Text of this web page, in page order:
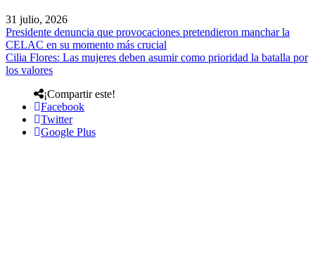
31 julio, 2026
Presidente denuncia que provocaciones pretendieron manchar la
CELAC en su momento más crucial
Cilia Flores: Las mujeres deben asumir como prioridad la batalla por
los valores
¡Compartir este!
Facebook
Twitter
Google Plus